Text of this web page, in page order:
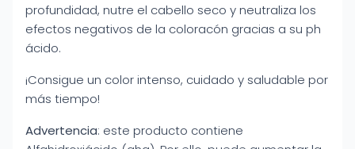
profundidad, nutre el cabello seco y neutraliza los
efectos negativos de la coloracón gracias a su ph
ácido.
¡Consigue un color intenso, cuidado y saludable por
más tiempo!
Advertencia: este producto contiene